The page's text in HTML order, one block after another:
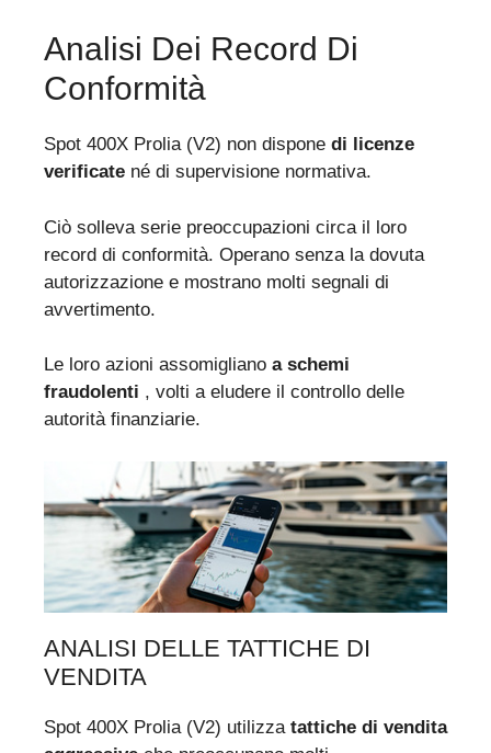
Analisi Dei Record Di
Conformità
Spot 400X Prolia (V2) non dispone di licenze
verificate né di supervisione normativa.
Ciò solleva serie preoccupazioni circa il loro
record di conformità. Operano senza la dovuta
autorizzazione e mostrano molti segnali di
avvertimento.
Le loro azioni assomigliano a schemi
fraudolenti , volti a eludere il controllo delle
autorità finanziarie.
ANALISI DELLE TATTICHE DI
VENDITA
Spot 400X Prolia (V2) utilizza tattiche di vendita